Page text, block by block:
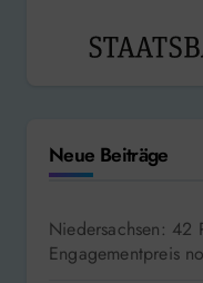
Neue Beiträge
Niedersachsen: 42
Engagementpreis